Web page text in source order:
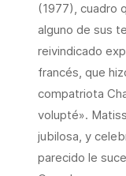
(1977), cuadro
alguno de sus
reivindicado
francés, que
compatriota
volupté».
jubilosa, y
parecido le